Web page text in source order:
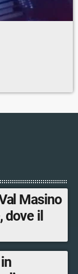
Masino
dove il